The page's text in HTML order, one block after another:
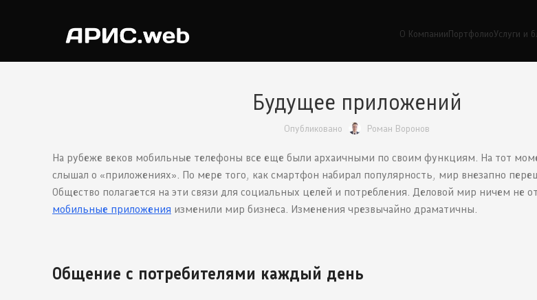
О КомпанииПортфолиоУслуги и
Будущее приложений
Опубликовано Роман Воронов
На рубеже веков мобильные телефоны все еще были архаичными по своим функциям. На тот
слышал о «приложениях». По мере того, как смартфон набирал популярность, мир внезапно
Общество полагается на эти связи для социальных целей и потребления. Деловой мир ничем не
мобильные приложения изменили мир бизнеса. Изменения чрезвычайно драматичны.
Общение с потребителями каждый день